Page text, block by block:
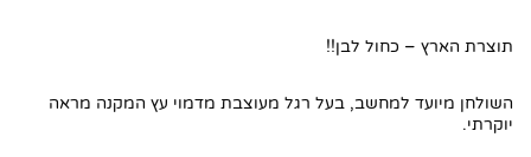
תוצרת הארץ – כחול לבן!!
השולחן מיועד למחשב, בעל רגל מעוצבת מדמוי עץ המקנה מראה
יוקרתי.